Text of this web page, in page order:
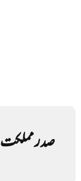
صدر مملکت